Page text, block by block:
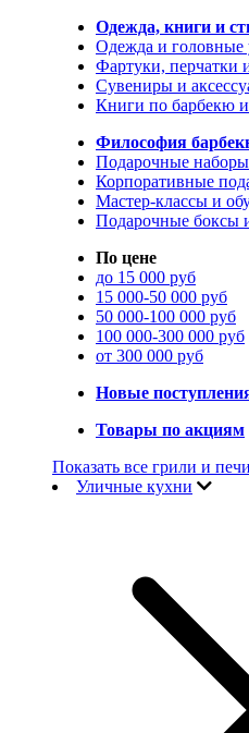
Одежда, книги и
Одежда и головные
Фартуки, перчатки
Сувениры и
Книги по барбекю
Философия
Подарочные наборы
Корпоративные
Мастер-классы и
Подарочные боксы
По цене
до 15 000 руб
15 000-50 000 руб
50 000-100 000 руб
100 000-300 000 руб
от 300 000 руб
Новые
Товары по акциям
Показать все грили и печи
Уличные кухни